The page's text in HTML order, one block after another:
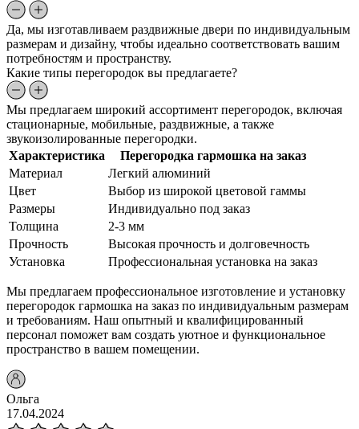
Да, мы изготавливаем раздвижные двери по индивидуальным
размерам и дизайну, чтобы идеально соответствовать вашим
потребностям и пространству.
Какие типы перегородок вы предлагаете?
Мы предлагаем широкий ассортимент перегородок, включая
стационарные, мобильные, раздвижные, а также
звукоизолированные перегородки.
Характеристика
Перегородка гармошка на заказ
Материал
Легкий алюминий
Цвет
Выбор из широкой цветовой гаммы
Размеры
Индивидуально под заказ
Толщина
2-3 мм
Прочность
Высокая прочность и долговечность
Установка
Профессиональная установка на заказ
Мы предлагаем профессиональное изготовление и установку
перегородок гармошка на заказ по индивидуальным размерам
и требованиям. Наш опытный и квалифицированный
персонал поможет вам создать уютное и функциональное
пространство в вашем помещении.
Ольга
17.04.2024